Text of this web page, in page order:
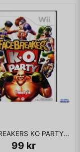
FACEBREAKERS KO PARTY WII
99 kr